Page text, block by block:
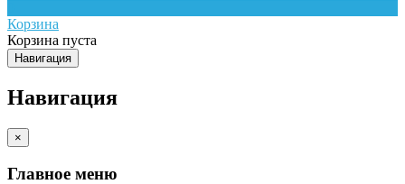
Корзина
Корзина пуста
Навигация
Навигация
×
Главное меню